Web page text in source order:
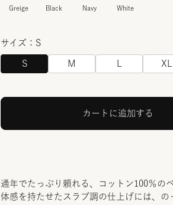
Greige Black Navy White
サイズ：S
S M XL
カートに追加する
通年でたっぷり頼れる、コットン100％の
体感を持たせたスラブ調の仕上げには、